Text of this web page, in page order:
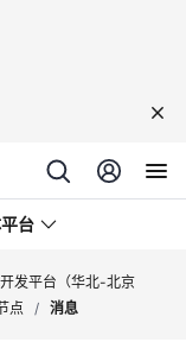
台
发平台（华北-北京
点 / 消息